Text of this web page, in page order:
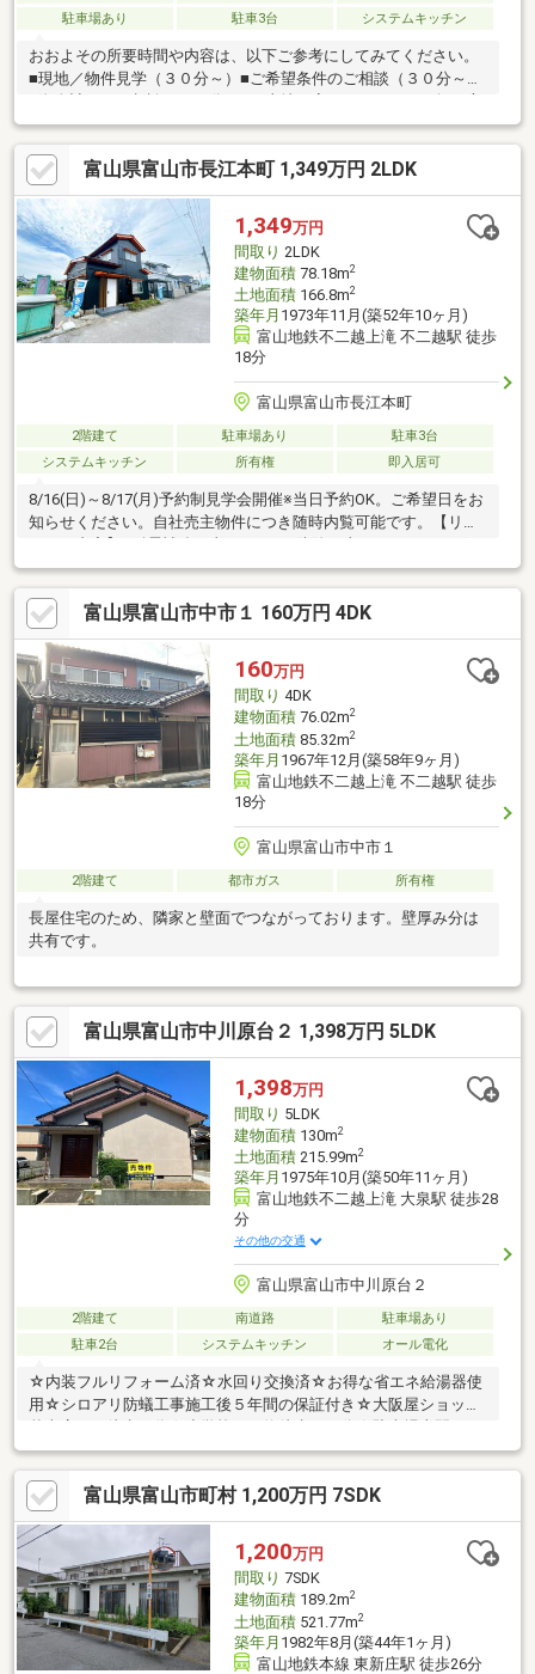
駐車場あり
駐車3台 システムキッチン
おおよその所要時間や内容は、以下ご参考にしてみてください。
■現地／物件見学（３０分～）■ご希望条件のご相談（３０分～）
のご相談（３０分～）■会社の強みのご紹介（３０分～）■持家を
お持ちの方のお住み替えのご相談（３０分～）マイホーム購入は
人生の大切なご決断です。気になる点は何でもお気軽にご相談く
ださい。当社スタッフが、ご納得頂けるまでご相談をお受けいた
します。【0120-011-768】へお電話いただくか、【オレンジ色資
料請求（無料）ボタン】【赤色見学予約をする（無料）ボタン】
よりお問い合わせください。
富山県富山市長江本町 1,349万円 2LDK
1,349万円
間取り 2LDK
建物面積78.18m2
土地面積166.8m2
築年月 1973年11月(築52年10ヶ月)
富山地鉄不二越上滝 不二越駅 徒歩
18分
富山県富山市長江本町
2階建て 駐車場あり
駐車3台
システムキッチン
所有権 即入居可
8/16(日)～8/17(月)予約制見学会開催※当日予約OK。ご希望日をお
知らせください。自社売主物件につき随時内覧可能です。【リフ
鍵交換、雨漏り点検、設備点検●屋根一部塗装、外壁塗装●システ
ムキッチン交換、ユニットバス交換、トイレ交換、洗面化粧台交
換●間取変更、玄関ドア交換、室内ドア交換、床材上張り、シュ
ーズボックス交換、クロス張替え●インターホン設置、火災警報
器設置、LED照明器具交換【おすすめポイント】・耐震適合証明
書を取得すれば（要別途費用）、条件により住宅ローン減税や不
動産取得税減税の対象になりま
富山県富山市中市１ 160万円 4DK
160万円
間取り 4DK
建物面積76.02m2
土地面積85.32m2
築年月 1967年12月(築58年9ヶ月)
富山地鉄不二越上滝 不二越駅 徒歩
18分
富山県富山市中市１
2階建て 都市ガス 所有権
長屋住宅のため、隣家と壁面でつながっております。壁厚み分は
共有です。
富山県富山市中川原台２ 1,398万円 5LDK
1,398万円
間取り 5LDK
建物面積130m2
土地面積215.99m2
築年月 1975年10月(築50年11ヶ月)
富山地鉄不二越上滝 大泉駅 徒歩28
分
その他の交通
富山県富山市中川原台２
2階建て 南道路
駐車場あり
駐車2台
システムキッチン オール電化
☆内装フルリフォーム済☆水回り交換済☆お得な省エネ給湯器使
用☆シロアリ防蟻工事施工後５年間の保証付き☆大阪屋ショップ
クリート工事完了
富山県富山市町村 1,200万円 7SDK
1,200万円
間取り 7SDK
建物面積189.2m2
土地面積521.77m2
築年月 1982年8月(築44年1ヶ月)
富山地鉄本線 東新庄駅 徒歩26分